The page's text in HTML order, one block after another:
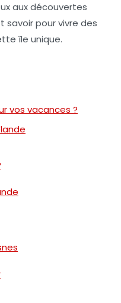
aux découvertes
savoir pour vivre des
île unique.
vos vacances ?